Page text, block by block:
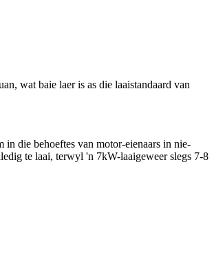
wat baie laer is as die laaistandaard van
die behoeftes van motor-eienaars in nie-
te laai, terwyl 'n 7kW-laaigeweer slegs 7-8